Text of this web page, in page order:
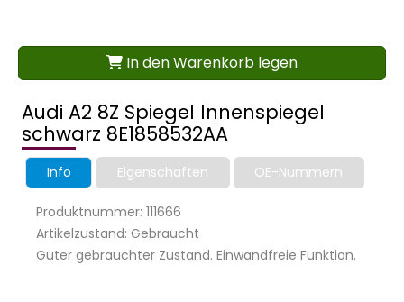
Audi A2 8Z Spiegel Innenspiegel
schwarz 8E1858532AA
Info Eigenschaften OE-Nummern
Produktnummer: 111666
Artikelzustand: Gebraucht
Guter gebrauchter Zustand. Einwandfreie Funktion.
In den Warenkorb legen